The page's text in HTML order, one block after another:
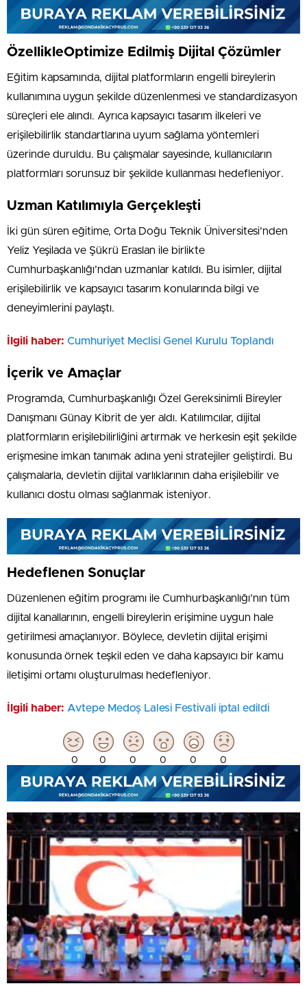
ÖzellikleOptimize Edilmiş Dijital Çözümler
Eğitim kapsamında, dijital platformların engelli bireylerin
kullanımına uygun şekilde düzenlenmesi ve standardizasyon
süreçleri ele alındı. Ayrıca kapsayıcı tasarım ilkeleri ve
erişilebilirlik standartlarına uyum sağlama yöntemleri
üzerinde duruldu. Bu çalışmalar sayesinde, kullanıcıların
platformları sorunsuz bir şekilde kullanması hedefleniyor.
Uzman Katılımıyla Gerçekleşti
İki gün süren eğitime, Orta Doğu Teknik Üniversitesi’nden
Yeliz Yeşilada ve Şükrü Eraslan ile birlikte
Cumhurbaşkanlığı’ndan uzmanlar katıldı. Bu isimler, dijital
erişilebilirlik ve kapsayıcı tasarım konularında bilgi ve
deneyimlerini paylaştı.
İlgili haber: Cumhuriyet Meclisi Genel Kurulu Toplandı
İçerik ve Amaçlar
Programda, Cumhurbaşkanlığı Özel Gereksinimli Bireyler
Danışmanı Günay Kibrit de yer aldı. Katılımcılar, dijital
platformların erişilebilirliğini artırmak ve herkesin eşit şekilde
erişmesine imkan tanımak adına yeni stratejiler geliştirdi. Bu
çalışmalarla, devletin dijital varlıklarının daha erişilebilir ve
kullanıcı dostu olması sağlanmak isteniyor.
Hedeflenen Sonuçlar
Düzenlenen eğitim programı ile Cumhurbaşkanlığı’nın tüm
dijital kanallarının, engelli bireylerin erişimine uygun hale
getirilmesi amaçlanıyor. Böylece, devletin dijital erişimi
konusunda örnek teşkil eden ve daha kapsayıcı bir kamu
iletişimi ortamı oluşturulması hedefleniyor.
İlgili haber: Avtepe Medoş Lalesi Festivali iptal edildi
0 0 0 0 0 0